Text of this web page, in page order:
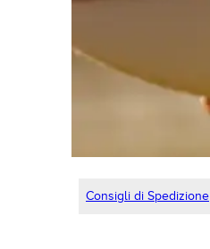
Consigli di Spedizione